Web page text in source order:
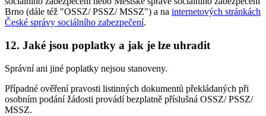
Brno (dále též "OSSZ/ PSSZ/ MSSZ") a na internetových stránkách
České správy sociálního zabezpečení.
12. Jaké jsou poplatky a jak je lze uhradit
Správní ani jiné poplatky nejsou stanoveny.
Případné ověření pravosti listinných dokumentů překládaných při
osobním podání žádosti provádí bezplatně příslušná OSSZ/ PSSZ/
MSSZ.